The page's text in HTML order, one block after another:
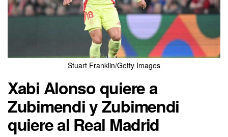
Stuart Franklin/Getty Images
Xabi Alonso quiere a
Zubimendi y Zubimendi
quiere al Real Madrid